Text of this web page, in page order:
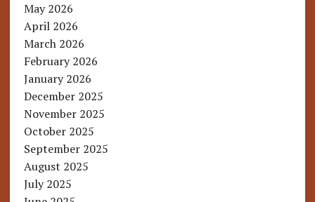
May 2026
April 2026
March 2026
February 2026
January 2026
December 2025
November 2025
October 2025
September 2025
August 2025
July 2025